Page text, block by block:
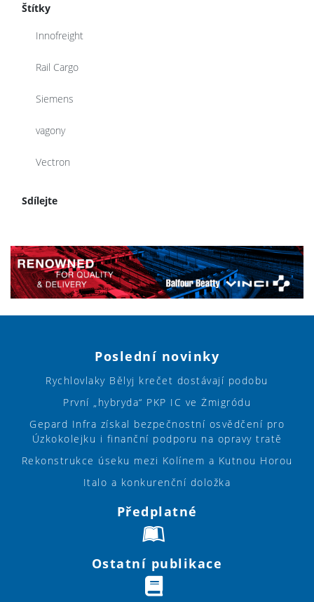
Štítky
Innofreight
Rail Cargo
Siemens
vagony
Vectron
Sdílejte
Poslední novinky
Rychlovlaky Bělyj krečet dostávají podobu
První „hybryda“ PKP IC ve Żmigródu
Gepard Infra získal bezpečnostní osvědčení pro
Úzkokolejku i finanční podporu na opravy tratě
Rekonstrukce úseku mezi Kolínem a Kutnou Horou
Italo a konkurenční doložka
Předplatné
Ostatní publikace